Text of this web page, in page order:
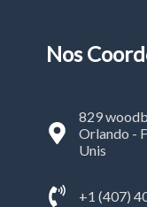
Nos
829
Orlando -
Unis
+1 (407)